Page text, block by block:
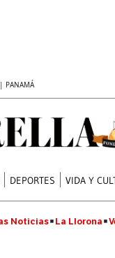
PANAMÁ
DEPORTES VIDA Y
Noticias La Llorona